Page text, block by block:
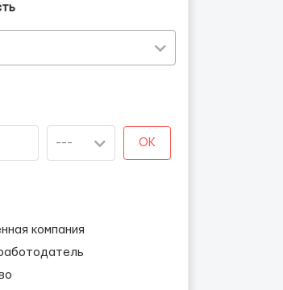
OK
компания